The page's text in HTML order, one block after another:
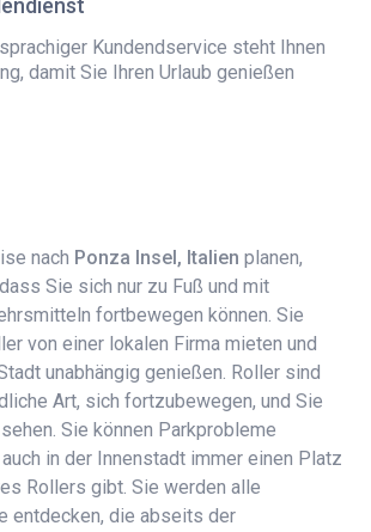
Kundendservice steht Ihnen
damit Sie Ihren Urlaub genießen
nach Ponza Insel, Italien planen,
Sie sich nur zu Fuß und mit
fortbewegen können. Sie
von einer lokalen Firma mieten und
unabhängig genießen. Roller sind
Art, sich fortzubewegen, und Sie
Sie können Parkprobleme
in der Innenstadt immer einen Platz
Rollers gibt. Sie werden alle
entdecken, die abseits der